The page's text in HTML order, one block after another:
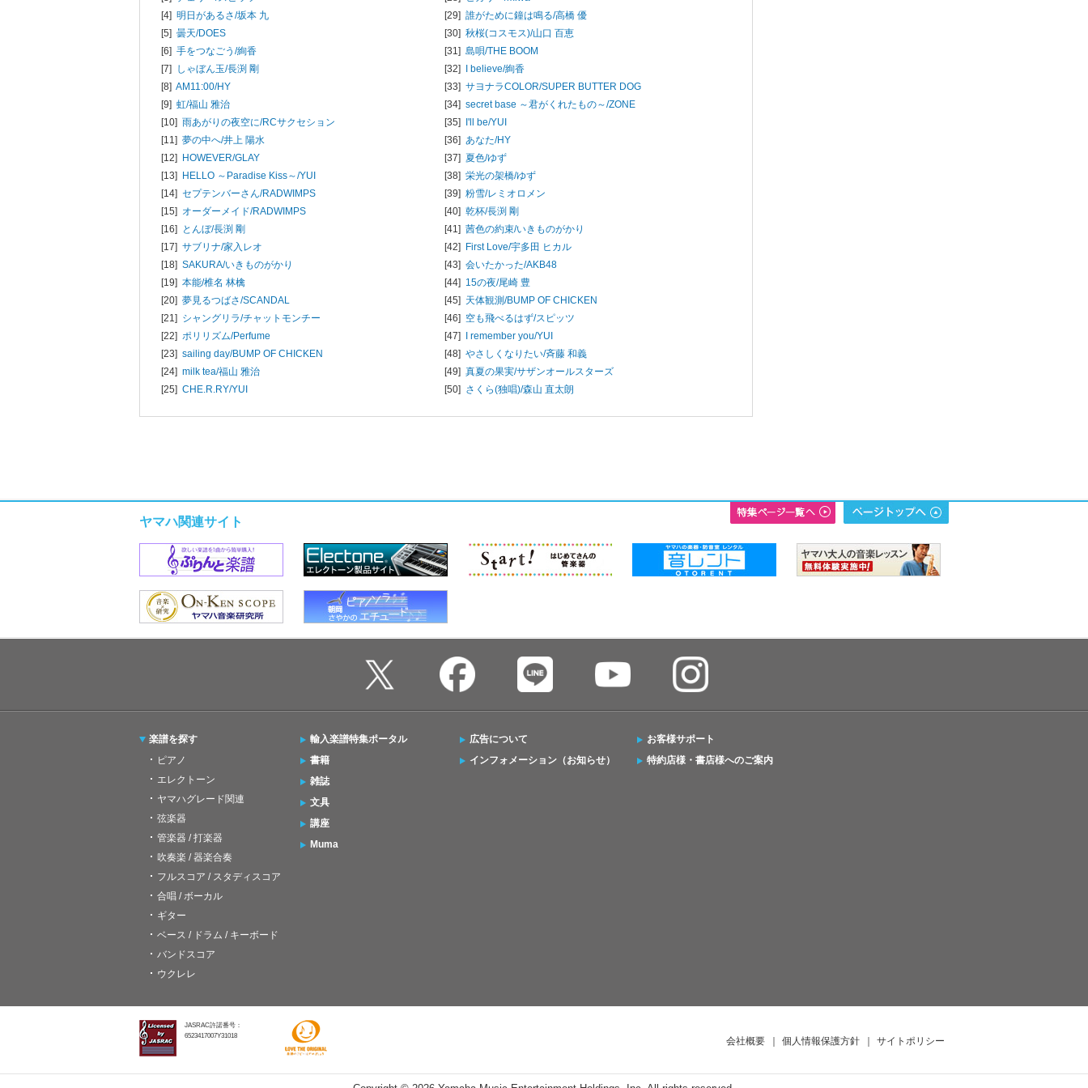
[4] 明日があるさ/坂本 九
[5] 曇天/DOES
[6] 手をつなごう/絢香
[7] しゃぼん玉/長渕 剛
[8] AM11:00/HY
[9] 虹/福山 雅治
[10] 雨あがりの夜空に/RCサクセション
[11] 夢の中へ/井上 陽水
[12] HOWEVER/GLAY
[13] HELLO ～Paradise Kiss～/YUI
[14] セプテンバーさん/RADWIMPS
[15] オーダーメイド/RADWIMPS
[16] とんぼ/長渕 剛
[17] サブリナ/家入レオ
[18] SAKURA/いきものがかり
[19] 本能/椎名 林檎
[20] 夢見るつばさ/SCANDAL
[21] シャングリラ/チャットモンチー
[22] ポリリズム/Perfume
[23] sailing day/BUMP OF CHICKEN
[24] milk tea/福山 雅治
[25] CHE.R.RY/YUI
[29] 誰がために鐘は鳴る/高橋 優
[30] 秋桜(コスモス)/山口 百恵
[31] 島唄/THE BOOM
[32] I believe/絢香
[33] サヨナラCOLOR/SUPER BUTTER DOG
[34] secret base ～君がくれたもの～/ZONE
[35] I'll be/YUI
[36] あなた/HY
[37] 夏色/ゆず
[38] 栄光の架橋/ゆず
[39] 粉雪/レミオロメン
[40] 乾杯/長渕 剛
[41] 茜色の約束/いきものがかり
[42] First Love/宇多田 ヒカル
[43] 会いたかった/AKB48
[44] 15の夜/尾崎 豊
[45] 天体観測/BUMP OF CHICKEN
[46] 空も飛べるはず/スピッツ
[47] I remember you/YUI
[48] やさしくなりたい/斉藤 和義
[49] 真夏の果実/サザンオールスターズ
[50] さくら(独唱)/森山 直太朗
ヤマハ関連サイト
楽譜を探す
ピアノ
エレクトーン
ヤマハグレード関連
弦楽器
管楽器 / 打楽器
吹奏楽 / 器楽合奏
フルスコア / スタディスコア
合唱 / ボーカル
ギター
ベース / ドラム / キーボード
バンドスコア
ウクレレ
輸入楽譜特集ポータル
書籍
雑誌
文具
講座
Muma
広告について
インフォメーション（お知らせ）
お客様サポート
特約店様・書店様へのご案内
JASRAC許諾番号：
6523417007Y31018
会社概要 ｜ 個人情報保護方針 ｜ サイトポリシー